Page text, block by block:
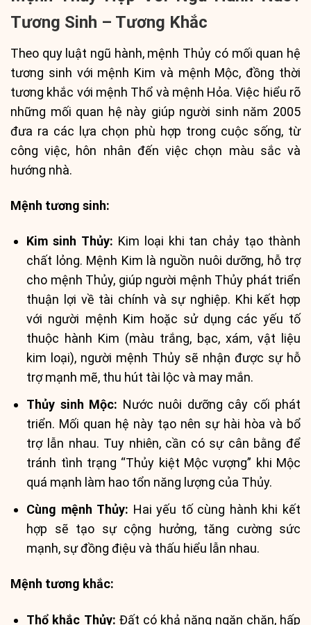
Tương Sinh – Tương Khắc
Theo quy luật ngũ hành, mệnh Thủy có mối quan hệ
tương sinh với mệnh Kim và mệnh Mộc, đồng thời
tương khắc với mệnh Thổ và mệnh Hỏa. Việc hiểu rõ
những mối quan hệ này giúp người sinh năm 2005
đưa ra các lựa chọn phù hợp trong cuộc sống, từ
công việc, hôn nhân đến việc chọn màu sắc và
hướng nhà.
Mệnh tương sinh:
Kim sinh Thủy: Kim loại khi tan chảy tạo thành
chất lỏng. Mệnh Kim là nguồn nuôi dưỡng, hỗ trợ
cho mệnh Thủy, giúp người mệnh Thủy phát triển
thuận lợi về tài chính và sự nghiệp. Khi kết hợp
với người mệnh Kim hoặc sử dụng các yếu tố
thuộc hành Kim (màu trắng, bạc, xám, vật liệu
kim loại), người mệnh Thủy sẽ nhận được sự hỗ
trợ mạnh mẽ, thu hút tài lộc và may mắn.
Thủy sinh Mộc: Nước nuôi dưỡng cây cối phát
triển. Mối quan hệ này tạo nên sự hài hòa và bổ
trợ lẫn nhau. Tuy nhiên, cần có sự cân bằng để
tránh tình trạng “Thủy kiệt Mộc vượng” khi Mộc
quá mạnh làm hao tổn năng lượng của Thủy.
Cùng mệnh Thủy: Hai yếu tố cùng hành khi kết
hợp sẽ tạo sự cộng hưởng, tăng cường sức
mạnh, sự đồng điệu và thấu hiểu lẫn nhau.
Mệnh tương khắc:
Thổ khắc Thủy: Đất có khả năng ngăn chặn, hấp